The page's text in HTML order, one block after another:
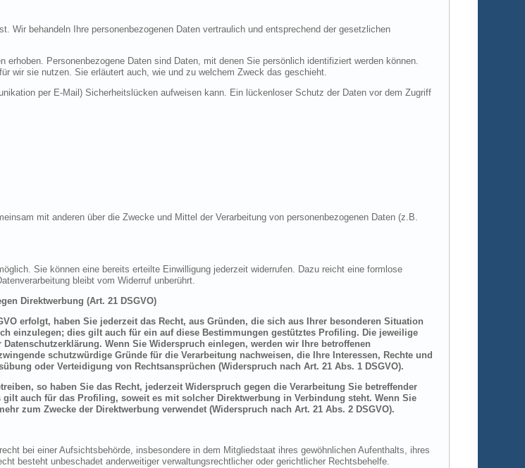
Wir behandeln Ihre personenbezogenen Daten vertraulich und entsprechend der gesetzlichen
Personenbezogene Daten sind Daten, mit denen Sie persönlich identifiziert werden können.
wir sie nutzen. Sie erläutert auch, wie und zu welchem Zweck das geschieht.
per E-Mail) Sicherheitslücken aufweisen kann. Ein lückenloser Schutz der Daten vor dem Zugriff
mit anderen über die Zwecke und Mittel der Verarbeitung von personenbezogenen Daten (z.B.
Sie können eine bereits erteilte Einwilligung jederzeit widerrufen. Dazu reicht eine formlose
bleibt vom Widerruf unberührt.
Direktwerbung (Art. 21 DSGVO)
erfolgt, haben Sie jederzeit das Recht, aus Gründen, die sich aus Ihrer besonderen Situation
einzulegen; dies gilt auch für ein auf diese Bestimmungen gestütztes Profiling. Die jeweilige
Wenn Sie Widerspruch einlegen, werden wir Ihre betroffenen
schutzwürdige Gründe für die Verarbeitung nachweisen, die Ihre Interessen, Rechte und
oder Verteidigung von Rechtsansprüchen (Widerspruch nach Art. 21 Abs. 1 DSGVO).
so haben Sie das Recht, jederzeit Widerspruch gegen die Verarbeitung Sie betreffender
auch für das Profiling, soweit es mit solcher Direktwerbung in Verbindung steht. Wenn Sie
zum Zwecke der Direktwerbung verwendet (Widerspruch nach Art. 21 Abs. 2 DSGVO).
bei einer Aufsichtsbehörde, insbesondere in dem Mitgliedstaat ihres gewöhnlichen Aufenthalts, ihres
besteht unbeschadet anderweitiger verwaltungsrechtlicher oder gerichtlicher Rechtsbehelfe.